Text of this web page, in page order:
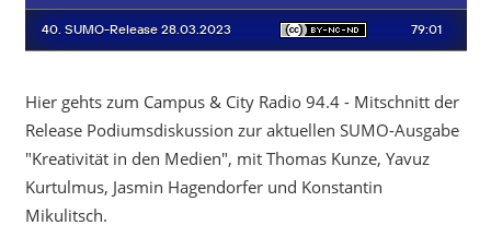
Hier gehts zum Campus & City Radio 94.4 - Mitschnitt der
Release Podiumsdiskussion zur aktuellen SUMO-Ausgabe
"Kreativität in den Medien", mit Thomas Kunze, Yavuz
Kurtulmus, Jasmin Hagendorfer und Konstantin
Mikulitsch.